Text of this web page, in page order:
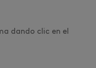
dando clic en el